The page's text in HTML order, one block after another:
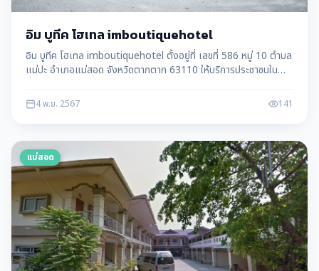
อิม บูทีค โฮเทล imboutiquehotel
อิม บูทีค โฮเทล imboutiquehotel ตั้งอยู่ที่ เลขที่ 586 หมู่ 10 ตำบล
แม่ปะ อำเภอแม่สอด จังหวัดตากตาก 63110 ให้บริการประชาชนใน
4 พ.ย. 2567 141
แม่สอด